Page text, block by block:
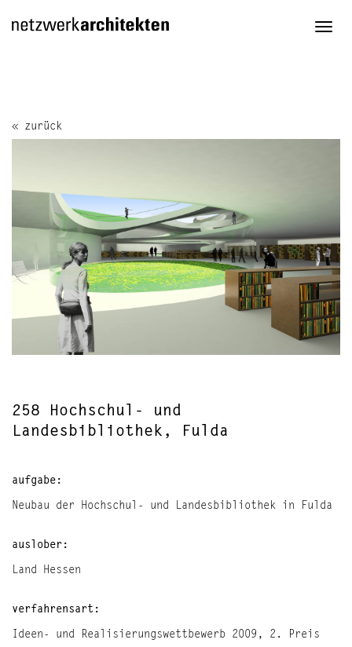
« zurück
258 Hochschul- und
Landesbibliothek, Fulda
aufgabe:
Neubau der Hochschul- und Landesbibliothek in Fulda
auslober:
Land Hessen
verfahrensart:
Ideen- und Realisierungswettbewerb 2009, 2. Preis